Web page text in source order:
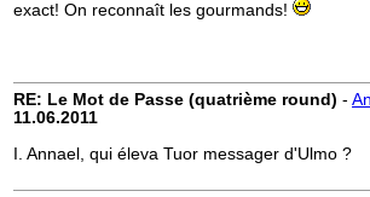
exact! On reconnaît les gourmands!
RE: Le Mot de Passe (quatrième round) -
11.06.2011
I. Annael, qui éleva Tuor messager d'Ulmo ?